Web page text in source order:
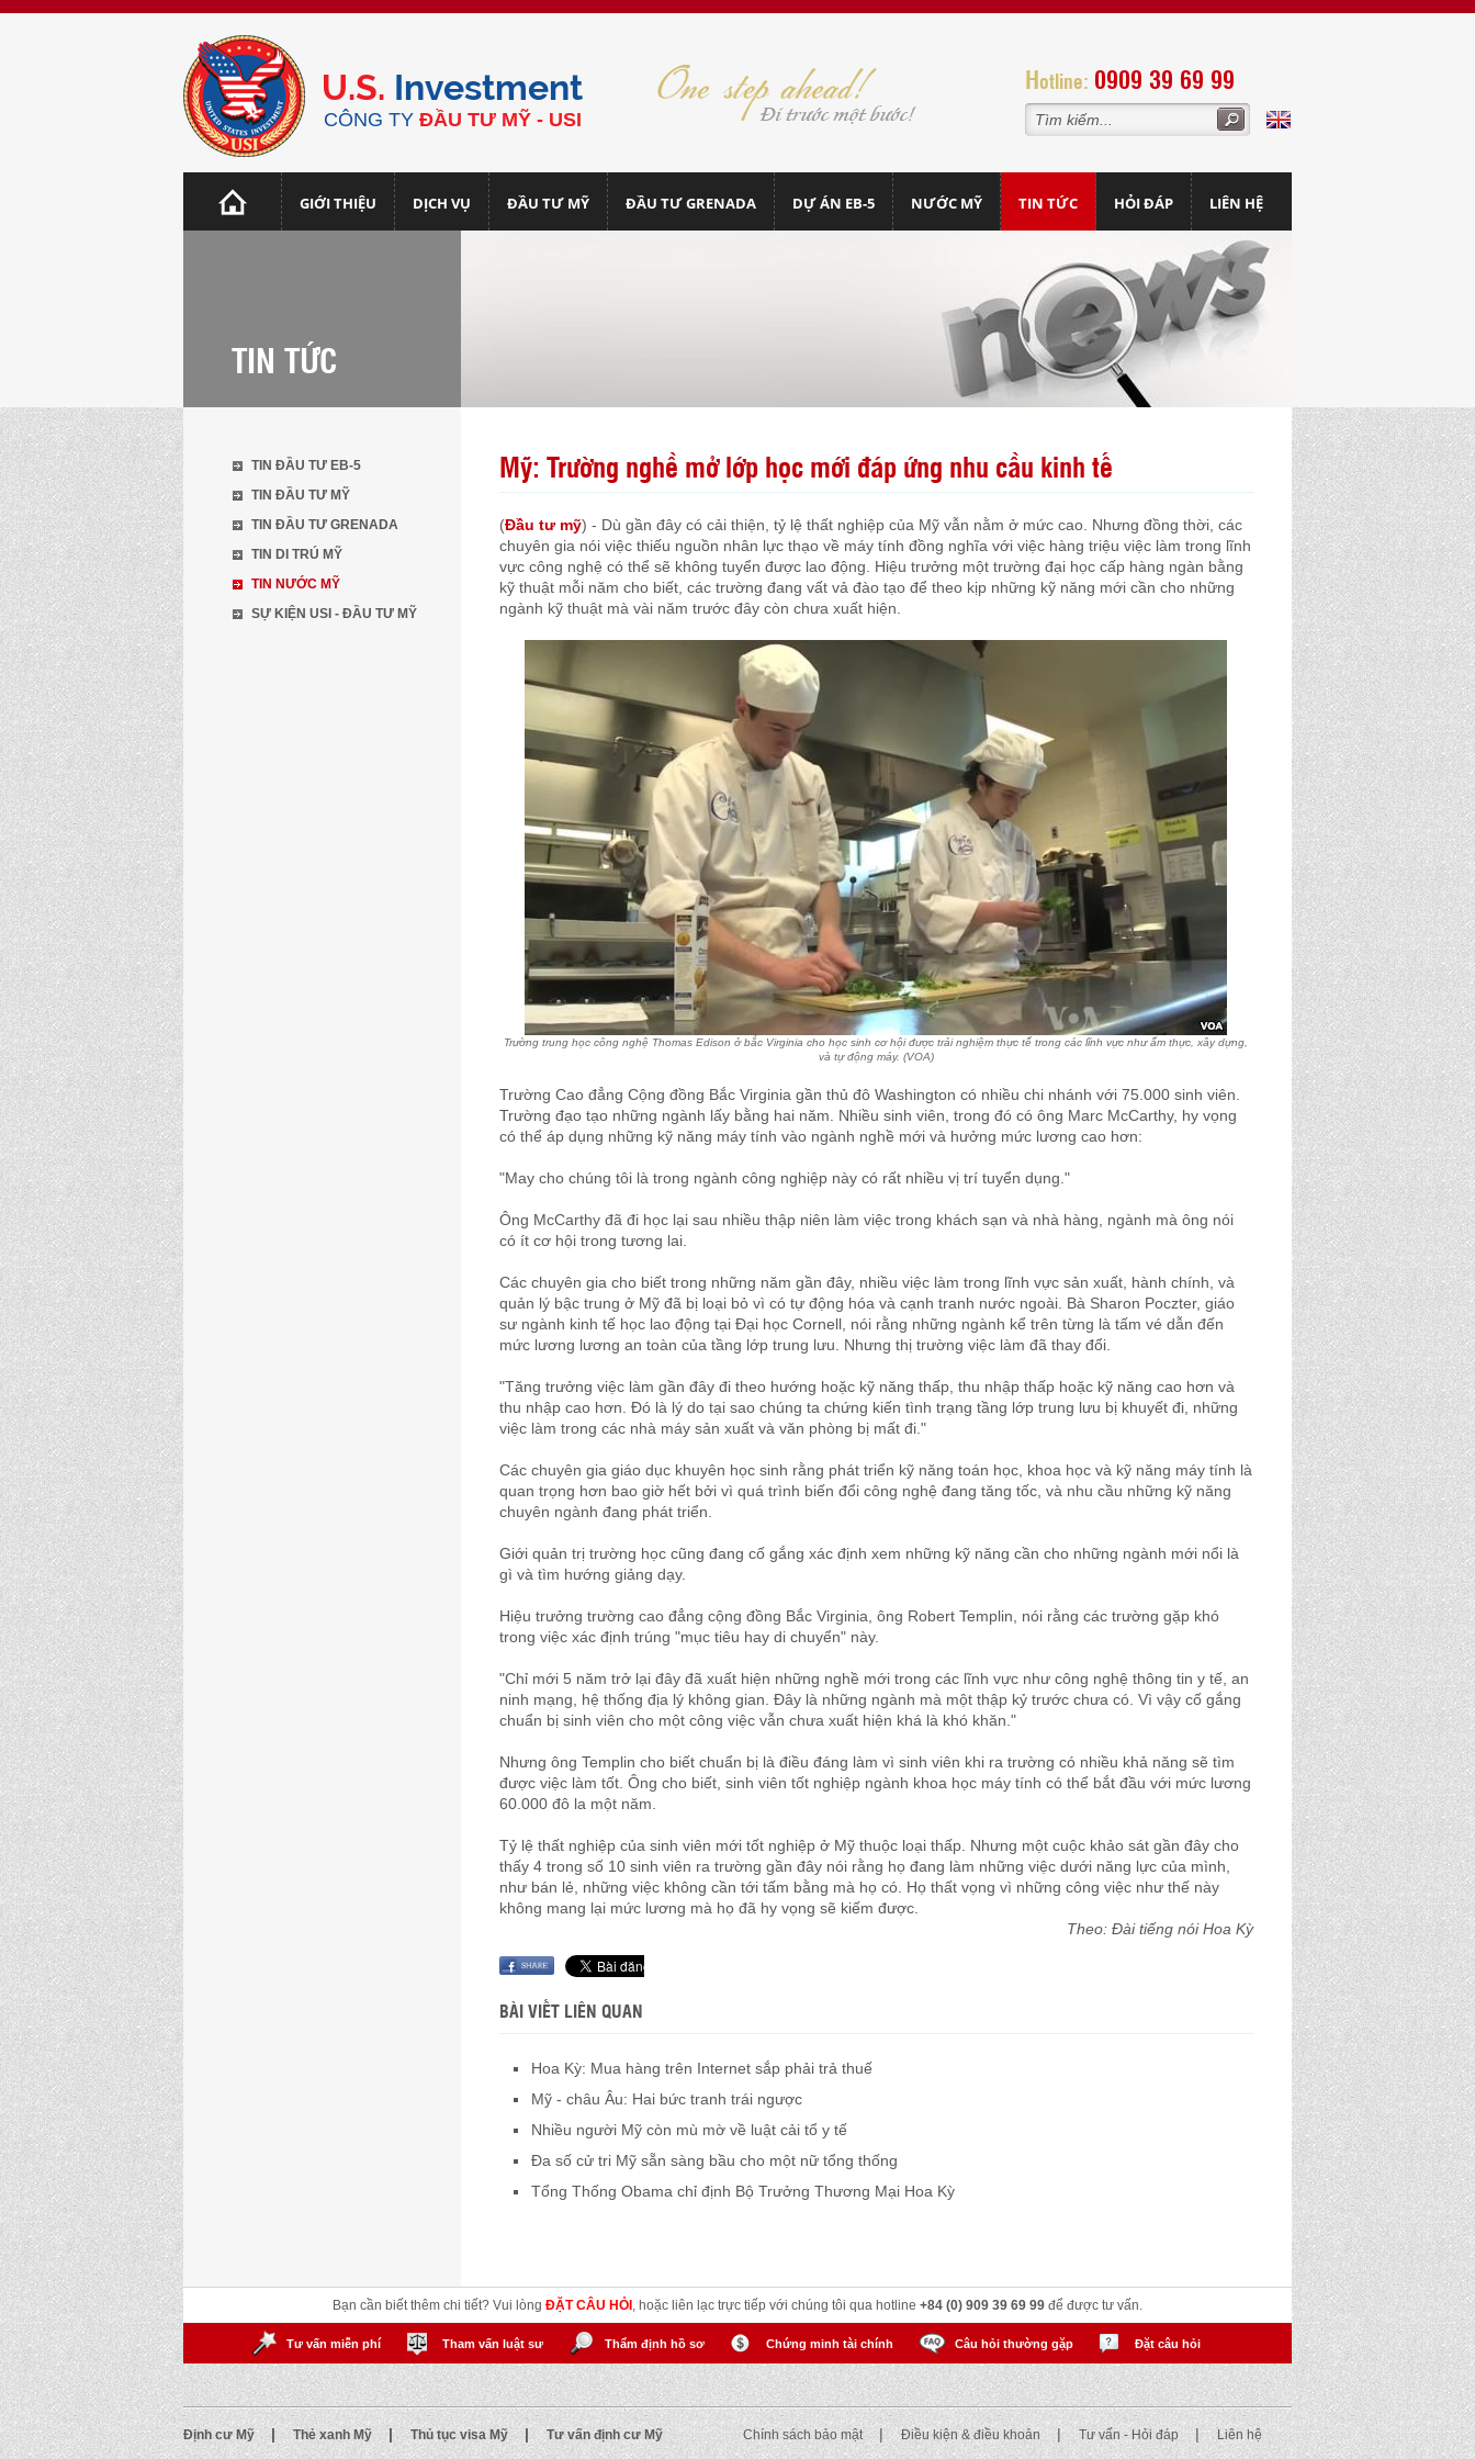
U.S. Investment
CÔNG TY ĐẦU TƯ MỸ - USI
Hotline: 0909 39 69 99
GIỚI THIỆU DỊCH VỤ ĐẦU TƯ MỸ ĐẦU TƯ GRENADA DỰ ÁN EB-5 NƯỚC MỸ TIN TỨC HỎI ĐÁP LIÊN HỆ
TIN TỨC
Mỹ: Trường nghề mở lớp học mới đáp ứng nhu cầu kinh tế
(Đầu tư mỹ) - Dù gần đây có cải thiện, tỷ lệ thất nghiệp của Mỹ vẫn nằm ở mức cao. Nhưng đồng thời, các
chuyên gia nói việc thiếu nguồn nhân lực thạo về máy tính đồng nghĩa với việc hàng triệu việc làm trong lĩnh
vực công nghệ có thể sẽ không tuyển được lao động. Hiệu trưởng một trường đại học cấp hàng ngàn bằng
kỹ thuật mỗi năm cho biết, các trường đang vất vả đào tạo để theo kịp những kỹ năng mới cần cho những
ngành kỹ thuật mà vài năm trước đây còn chưa xuất hiện.
Trường trung học công nghệ Thomas Edison ở bắc Virginia cho học sinh cơ hội được trải nghiệm thực tế trong các lĩnh vực như ẩm thực, xây dựng,
và tự động máy. (VOA)
Trường Cao đẳng Cộng đồng Bắc Virginia gần thủ đô Washington có nhiều chi nhánh với 75.000 sinh viên.
Trường đạo tạo những ngành lấy bằng hai năm. Nhiều sinh viên, trong đó có ông Marc McCarthy, hy vọng
có thể áp dụng những kỹ năng máy tính vào ngành nghề mới và hưởng mức lương cao hơn:
"May cho chúng tôi là trong ngành công nghiệp này có rất nhiều vị trí tuyển dụng."
Ông McCarthy đã đi học lại sau nhiều thập niên làm việc trong khách sạn và nhà hàng, ngành mà ông nói
có ít cơ hội trong tương lai.
Các chuyên gia cho biết trong những năm gần đây, nhiều việc làm trong lĩnh vực sản xuất, hành chính, và
quản lý bậc trung ở Mỹ đã bị loại bỏ vì có tự động hóa và cạnh tranh nước ngoài. Bà Sharon Poczter, giáo
sư ngành kinh tế học lao động tại Đại học Cornell, nói rằng những ngành kể trên từng là tấm vé dẫn đến
mức lương lương an toàn của tầng lớp trung lưu. Nhưng thị trường việc làm đã thay đổi.
"Tăng trưởng việc làm gần đây đi theo hướng hoặc kỹ năng thấp, thu nhập thấp hoặc kỹ năng cao hơn và
thu nhập cao hơn. Ðó là lý do tại sao chúng ta chứng kiến tình trạng tầng lớp trung lưu bị khuyết đi, những
việc làm trong các nhà máy sản xuất và văn phòng bị mất đi."
Các chuyên gia giáo dục khuyên học sinh rằng phát triển kỹ năng toán học, khoa học và kỹ năng máy tính là
quan trọng hơn bao giờ hết bởi vì quá trình biến đổi công nghệ đang tăng tốc, và nhu cầu những kỹ năng
chuyên ngành đang phát triển.
Giới quản trị trường học cũng đang cố gắng xác định xem những kỹ năng cần cho những ngành mới nổi là
gì và tìm hướng giảng dạy.
Hiệu trưởng trường cao đẳng cộng đồng Bắc Virginia, ông Robert Templin, nói rằng các trường gặp khó
trong việc xác định trúng "mục tiêu hay di chuyển" này.
"Chỉ mới 5 năm trở lại đây đã xuất hiện những nghề mới trong các lĩnh vực như công nghệ thông tin y tế, an
ninh mạng, hệ thống địa lý không gian. Ðây là những ngành mà một thập kỷ trước chưa có. Vì vậy cố gắng
chuẩn bị sinh viên cho một công việc vẫn chưa xuất hiện khá là khó khăn."
Nhưng ông Templin cho biết chuẩn bị là điều đáng làm vì sinh viên khi ra trường có nhiều khả năng sẽ tìm
được việc làm tốt. Ông cho biết, sinh viên tốt nghiệp ngành khoa học máy tính có thể bắt đầu với mức lương
60.000 đô la một năm.
Tỷ lệ thất nghiệp của sinh viên mới tốt nghiệp ở Mỹ thuộc loại thấp. Nhưng một cuộc khảo sát gần đây cho
thấy 4 trong số 10 sinh viên ra trường gần đây nói rằng họ đang làm những việc dưới năng lực của mình,
như bán lẻ, những việc không cần tới tấm bằng mà họ có. Họ thất vọng vì những công việc như thế này
không mang lại mức lương mà họ đã hy vọng sẽ kiếm được.
Theo: Đài tiếng nói Hoa Kỳ
BÀI VIẾT LIÊN QUAN
Hoa Kỳ: Mua hàng trên Internet sắp phải trả thuế
Mỹ - châu Âu: Hai bức tranh trái ngược
Nhiều người Mỹ còn mù mờ về luật cải tổ y tế
Đa số cử tri Mỹ sẵn sàng bầu cho một nữ tổng thống
Tổng Thống Obama chỉ định Bộ Trưởng Thương Mại Hoa Kỳ
TIN ĐẦU TƯ EB-5
TIN ĐẦU TƯ MỸ
TIN ĐẦU TƯ GRENADA
TIN DI TRÚ MỸ
TIN NƯỚC MỸ
SỰ KIỆN USI - ĐẦU TƯ MỸ
Bạn cần biết thêm chi tiết? Vui lòng ĐẶT CÂU HỎI , hoặc liên lạc trực tiếp với chúng tôi qua hotline +84 (0) 909 39 69 99 để được tư vấn.
Tư vấn miễn phí Tham vấn luật sư Thẩm định hồ sơ Chứng minh tài chính Câu hỏi thường gặp Đặt câu hỏi
Định cư Mỹ | Thẻ xanh Mỹ | Thủ tục visa Mỹ | Tư vấn định cư Mỹ Chính sách bảo mật | Điều kiện & điều khoản | Tư vấn - Hỏi đáp | Liên hệ